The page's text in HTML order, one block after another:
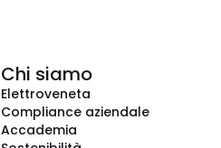
Chi siamo
Elettroveneta
Compliance aziendale
Accademia